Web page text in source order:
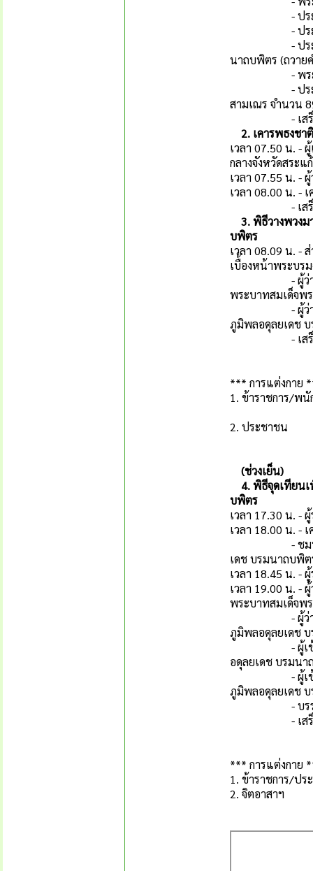
- ประธาน
- ประธานก
- ประธานถว
นาถบพิตร (ถวาย
- พระสงฆ์
- ประธานใน
สามเณร จำนวน
- เสร็จ
2. เคารพธงชาติ
เวลา 07.50 น. -
กลางจังหวัดสระแ
เวลา 07.55 น. -
เวลา 08.00 น. -
- เสร็จ
3. พิธีวางพวงม
บพิตร
เวลา 08.09 น. -
เบื้องหน้าพระบร
- ผู้ว่าราชการ
พระบาทสมเด็จพ
- ผู้ว่าราชการ
ภูมิพลอดุลยเดช
- เสร็จ
*** การแต่งกาย
1. ข้าราชการ/พนั
2. ประชาช
(ช่วงเย็น)
4. พิธีจุดเทียน
บพิตร
เวลา 17.30 น.
เวลา 18.00 น. -
- ชมนิทรรศก
เดช บรมนาถบพิ
เวลา 18.45 น. -
เวลา 19.00 น. -
พระบาทสมเด็จพ
- ผู้ว่าราชการ
ภูมิพลอดุลยเดช
- ผู้เข้าร่วมพิ
อดุลยเดช บรมน
- ผู้เข้าร่วมพิ
ภูมิพลอดุลยเดช
- บรรเลงเ
- เสร็จ
*** การแต่งกาย
1. ข้าราชการ/ป
2. จิตอาสาฯ